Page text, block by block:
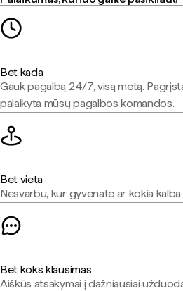
Bet kada
Gauk pagalbą 24/7, visą metą.
palaikyta mūsų pagalbos komandos.
Bet vieta
Nesvarbu, kur gyvenate ar kokia
Bet koks klausimas
Aiškūs atsakymai į dažniausiai